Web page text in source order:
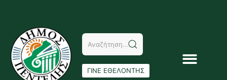
ΓΙΝΕ ΕΘΕΛΟΝΤΗΣ